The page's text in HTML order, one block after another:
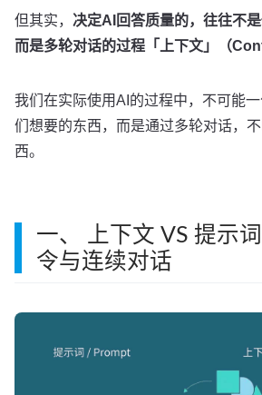
但其实， 决定AI回答质量的，往往不是
而是多轮对话的过程「上下文」（
我们在实际使用AI的过程中，不可能
们想要的东西，而是通过多轮对话，
西。
一、 上下文 VS 提示
令与连续对话